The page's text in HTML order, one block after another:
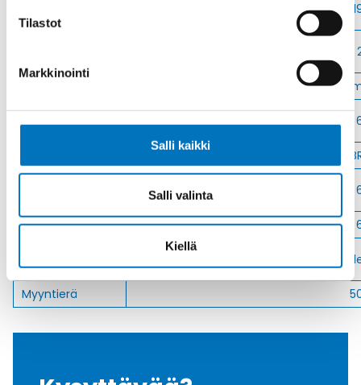
Tilastot
Markkinointi
Salli kaikki
Salli valinta
Kiellä
[Mm]
2 - 6
Halkaisija Max.
[Mm]
Nema Luokka
4 / 4X /
osa
Myyntierä